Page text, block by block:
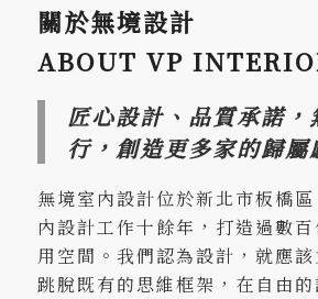
關於無境設計
ABOUT VP
匠心設計、品質承諾，
行，創造更多家的歸屬
無境室內設計位於新北市板橋
內設計工作十餘年，打造過數
用空間。我們認為設計，就應該
跳脫既有的思維框架，在自由